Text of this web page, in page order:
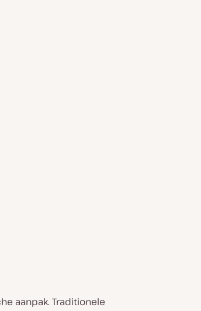
aanpak. Traditionele